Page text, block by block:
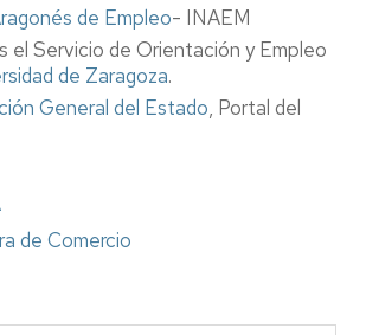
de Empleo- INAEM
el Servicio de Orientación y Empleo
de Zaragoza.
General del Estado, Portal del
de Comercio